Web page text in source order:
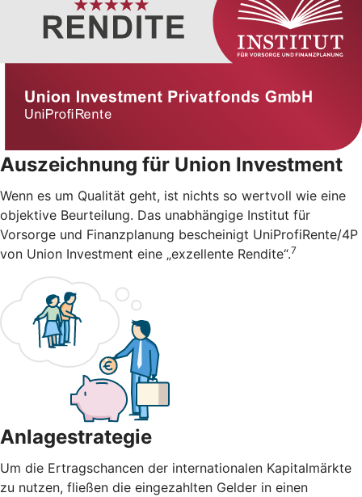
Auszeichnung für Union Investment
Wenn es um Qualität geht, ist nichts so wertvoll wie eine
objektive Beurteilung. Das unabhängige Institut für
Vorsorge und Finanzplanung bescheinigt UniProfiRente/4P
von Union Investment eine „exzellente Rendite“.7
Anlagestrategie
Um die Ertragschancen der internationalen Kapitalmärkte
zu nutzen, fließen die eingezahlten Gelder in einen